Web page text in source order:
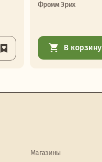
Фромм Эрих
В корзину
Магазины